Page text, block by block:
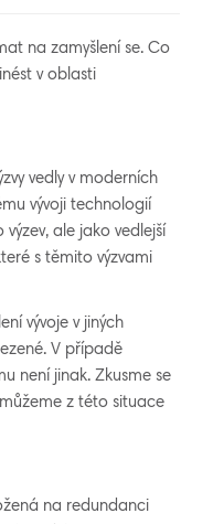
na zamyšlení se. Co
v oblasti
vedly v moderních
vývoji technologií
ale jako vedlejší
s těmito výzvami
vývoje v jiných
V případě
není jinak. Zkusme se
z této situace
na redundanci